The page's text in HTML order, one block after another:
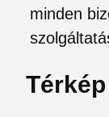
minden
Térkép